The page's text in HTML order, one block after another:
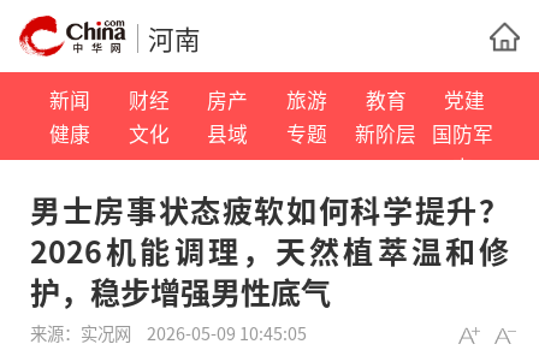
河南
新闻 财经 房产 旅游 教育
党建
健康
文化 县域 专题 新阶层
国防军
事
男士房事状态疲软如何科学提升？
2026机能调理，天然植萃温和修
护，稳步增强男性底气
来源： 实况网 2026-05-09 10:45:05